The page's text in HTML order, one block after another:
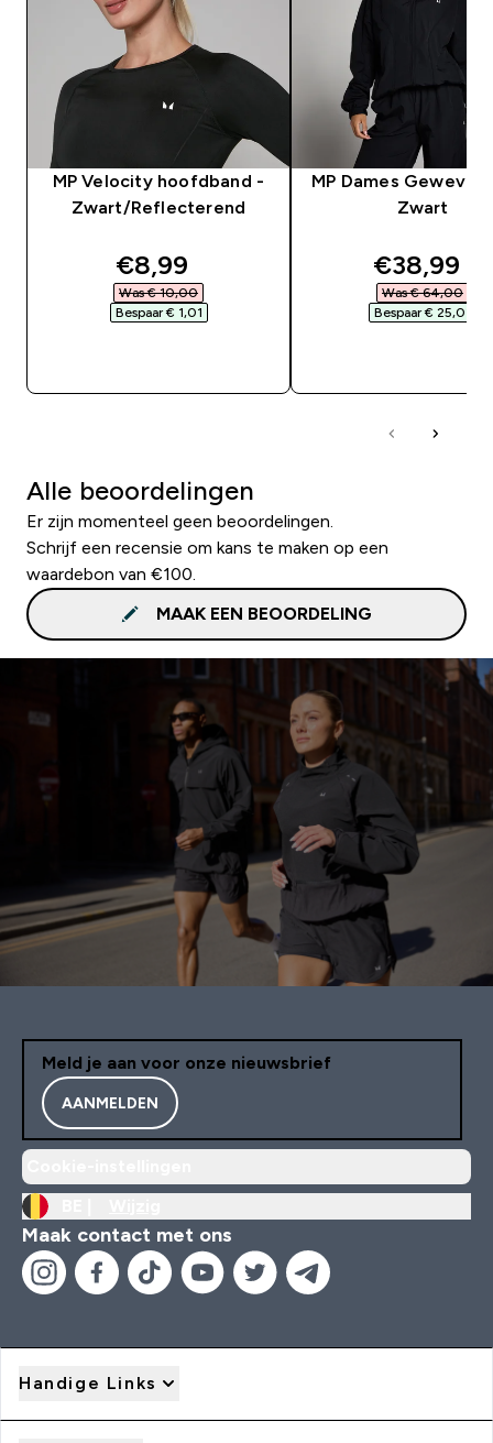
MP Velocity hoofdband -
Zwart/Reflecterend
discounted price
€8,99‎
Was € 10,00‎
Bespaar € 1,01‎
MP Dames Geweven
Zwart
€38,99‎
Was € 64,00‎
Bespaar € 25,01‎
Alle beoordelingen
Er zijn momenteel geen beoordelingen.
Schrijf een recensie om kans te maken op een
waardebon van €100.
MAAK EEN BEOORDELING
Meld je aan voor onze nieuwsbrief
AANMELDEN
Maak contact met ons
Handige Links